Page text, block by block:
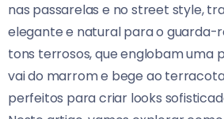
nas passarelas e no street style,
elegante e natural para o guarda-
tons terrosos, que englobam uma
vai do marrom e bege ao
perfeitos para criar looks